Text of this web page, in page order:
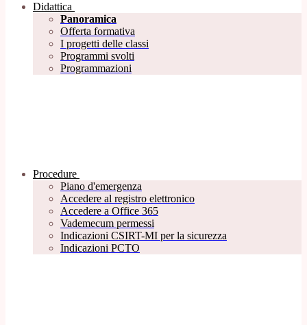
Didattica
Panoramica
Offerta formativa
I progetti delle classi
Programmi svolti
Programmazioni
Procedure
Piano d'emergenza
Accedere al registro elettronico
Accedere a Office 365
Vademecum permessi
Indicazioni CSIRT-MI per la sicurezza
Indicazioni PCTO